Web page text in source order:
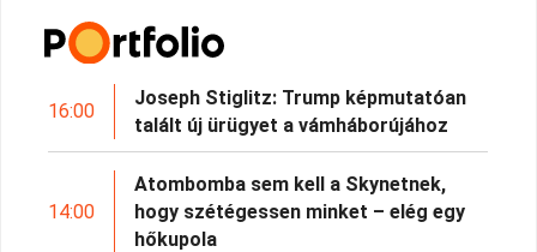
16:00
Joseph Stiglitz: Trump képmutatóan
talált új ürügyet a vámháborújához
14:00
Atombomba sem kell a Skynetnek,
hogy szétégessen minket – elég egy
hőkupola